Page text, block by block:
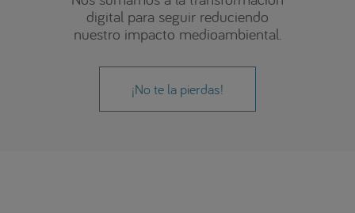
digital para seguir reduciendo
nuestro impacto medioambiental.
¡No te la pierdas!